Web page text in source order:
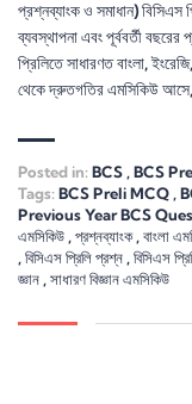
প্রশ্নব্যাংক ও সমাধান) বিসিএস
ব্যবস্থাপনা এবং পূর্ববর্তী
প্রিলিতে সাধারণত বাংলা,
থেকে দ্রুতগতির এমসিকিউ আসে,
Posted in:BCS , BCS
Tags:BCS Preli MCQ ,
Previous Year BCS
এমসিকিউ , প্রশ্নব্যাংক, বাংলা
, বিসিএস প্রিলি প্রশ্ন , বিসিএস
জ্ঞান , সাধারণ বিজ্ঞান এমসিকিউ